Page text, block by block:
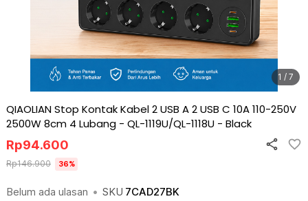
1 / 7
QIAOLIAN Stop Kontak Kabel 2 USB A 2 USB C 10A 110-250V
2500W 8cm 4 Lubang - QL-1119U/QL-1118U - Black
Belum ada ulasan • SKU 7CAD27BK
Rp94.600
Rp146.900 36%